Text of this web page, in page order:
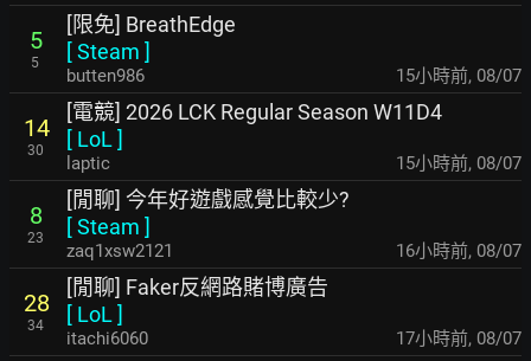
5
5
[限免] BreathEdge
[Steam ]
butten986 15小時前, 08/07
14
30
[電競] 2026 LCK Regular Season W11D4
[ LoL ]
laptic 15小時前, 08/07
8
23
[閒聊] 今年好遊戲感覺比較少?
[Steam ]
zaq1xsw2121 16小時前, 08/07
28
34
[閒聊] Faker反網路賭博廣告
[ LoL ]
itachi6060 17小時前, 08/07